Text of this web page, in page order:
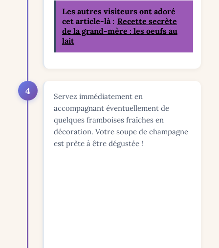
Les autres visiteurs ont adoré
cet article-là : Recette secrète
de la grand-mère : les oeufs au
lait
4
Servez immédiatement en
accompagnant éventuellement de
quelques framboises fraîches en
décoration. Votre soupe de champagne
est prête à être dégustée !